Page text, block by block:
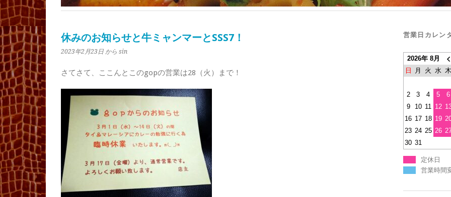
休みのお知らせと牛ミャンマーとSSS7！
2023年2月23日 から sin
さてさて、ここんとこのgopの営業は28（火）まで！
営業日カレン
2026年 8月
日
月 火 水
2 3 4 5
6
9
10 11 12
16 17 18 19
23 24 25 26
30 31
定休日
営業時間